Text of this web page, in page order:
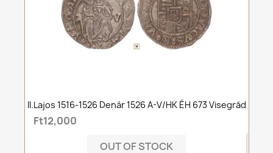
II.Lajos 1516-1526 Denár 1526 A-V/HK ÉH 673 Visegrád
Ft12,000
OUT OF STOCK